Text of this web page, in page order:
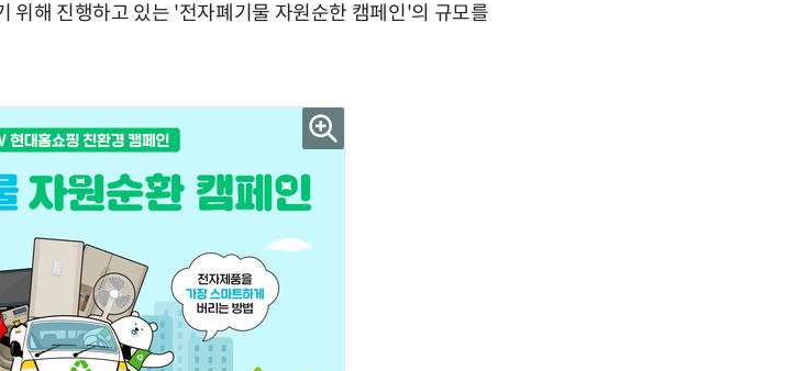
위해 진행하고 있는 '전자폐기물 자원순한 캠페인'의 규모를